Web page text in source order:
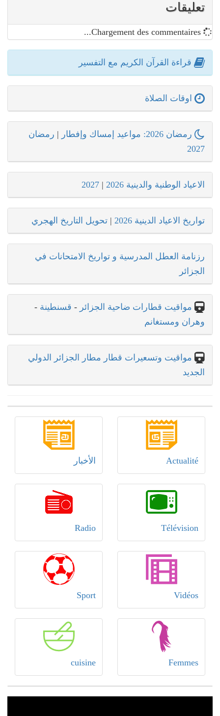
تعليقات
قراءة القرآن الكريم مع التفسير
اوقات الصلاة
رمضان 2026: مواعيد إمساك وإفطار | رمضان
2027
الاعياد الوطنية والدينية 2026 |
2027
تواريخ الاعياد الدينية 2026 | تحويل التاريخ الهجري
رزنامة العطل المدرسية و تواريخ الامتحانات في
الجزائر
مواقيت قطارات ضاحية الجزائر - قسنطينة -
وهران ومستغانم
مواقيت وتسعيرات قطار مطار الجزائر الدولي
الجديد
Actualité الأخبار
Télévision
Radio
Vidéos
Sport
Femmes
cuisine